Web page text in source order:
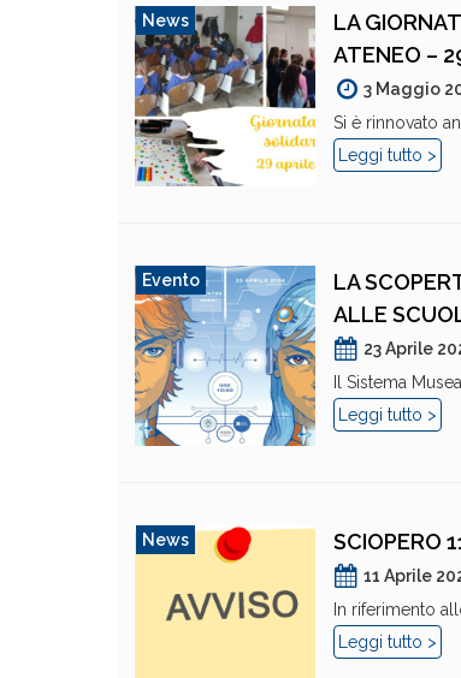
News
LA
ATENEO –
3 Maggio
Si è rinnovato
Leggi tutto >
Evento
LA
ALLE
23 Aprile
Il Sistema
Leggi tutto >
News SCIOPERO
11 Aprile
In riferimento
Leggi tutto >